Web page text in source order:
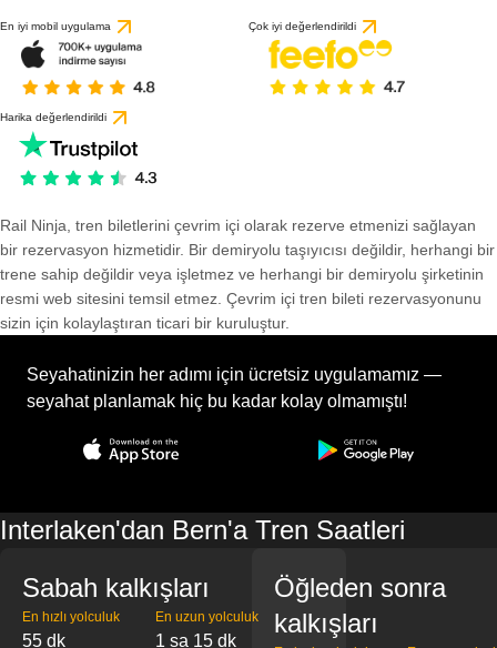
En iyi mobil uygulama Çok iyi değerlendirildi
Harika değerlendirildi
Rail Ninja, tren biletlerini çevrim içi olarak rezerve etmenizi sağlayan
bir rezervasyon hizmetidir. Bir demiryolu taşıyıcısı değildir, herhangi bir
trene sahip değildir veya işletmez ve herhangi bir demiryolu şirketinin
resmi web sitesini temsil etmez. Çevrim içi tren bileti rezervasyonunu
sizin için kolaylaştıran ticari bir kuruluştur.
Seyahatinizin her adımı için ücretsiz uygulamamız —
seyahat planlamak hiç bu kadar kolay olmamıştı!
Interlaken'dan Bern'a Tren Saatleri
Sabah kalkışları
En hızlı yolculuk
55 dk
En uzun yolculuk
1 sa 15 dk
Öğleden sonra
kalkışları
1 değerlendirmeye